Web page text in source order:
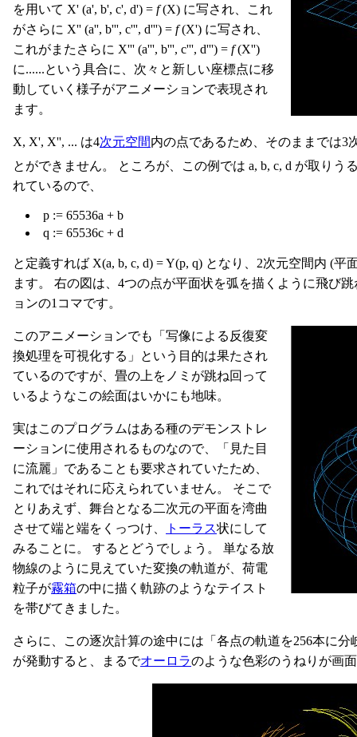
を用いて X' (a', b', c', d') = f(X) に写され、これ
がさらに X'' (a'', b''', c''', d''') = f(X') に写され、
これがまたさらに X''' (a''', b''', c''', d''') = f(X'')
に......という具合に、次々と新しい座標点に移
動していく様子がアニメーションで表現され
ます。
X, X', X'', ... は4次元空間内の点であるため、そのままでは3
とができません。 ところが、この例では a, b, c, d が取りう
れているので、
p := 65536a + b
q := 65536c + d
と定義すれば X(a, b, c, d) = Y(p, q) となり、2次元空間内 (
ます。 右の図は、4つの点が平面状を弧を描くように飛び
ョンの1コマです。
このアニメーションでも「写像による反復変
換処理を可視化する」という目的は果たされ
ているのですが、畳の上をノミが跳ね回って
いるようなこの絵面はいかにも地味。
実はこのプログラムはある種のデモンストレ
ーションに使用されるものなので、「見た目
に流麗」であることも要求されていたため、
これではそれに応えられていません。 そこで
とりあえず、舞台となる二次元の平面を湾曲
させて端と端をくっつけ、
トーラス状にして
みることに。 するとどうでしょう。 単なる放
物線のように見えていた変換の軌道が、荷電
粒子が霧箱の中に描く軌跡のようなテイスト
を帯びてきました。
さらに、この逐次計算の途中には「各点の軌道を256本に
が発動すると、まるでオーロラのような色彩のうねりが画